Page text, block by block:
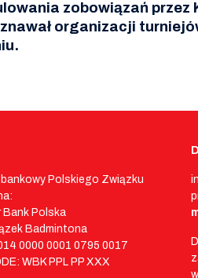
zobowiązań przez
organizacji
Polskiego Związku
Polska
Badmintona
0000 0001 0795 0017
WBK PPL PP XXX